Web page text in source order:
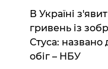
В Україні
гривень із
Стуса: названо
обіг – НБУ